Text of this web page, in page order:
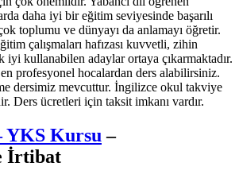
daha iyi bir eğitim seviyesinde başarılı
toplumu ve dünyayı da anlamayı öğretir.
çalışmaları hafızası kuvvetli, zihin
iyi kullanabilen adaylar ortaya çıkarmaktadır.
profesyonel hocalardan ders alabilirsiniz.
dersimiz mevcuttur. İngilizce okul takviye
Ders ücretleri için taksit imkanı vardır.
YKS Kursu –
İrtibat